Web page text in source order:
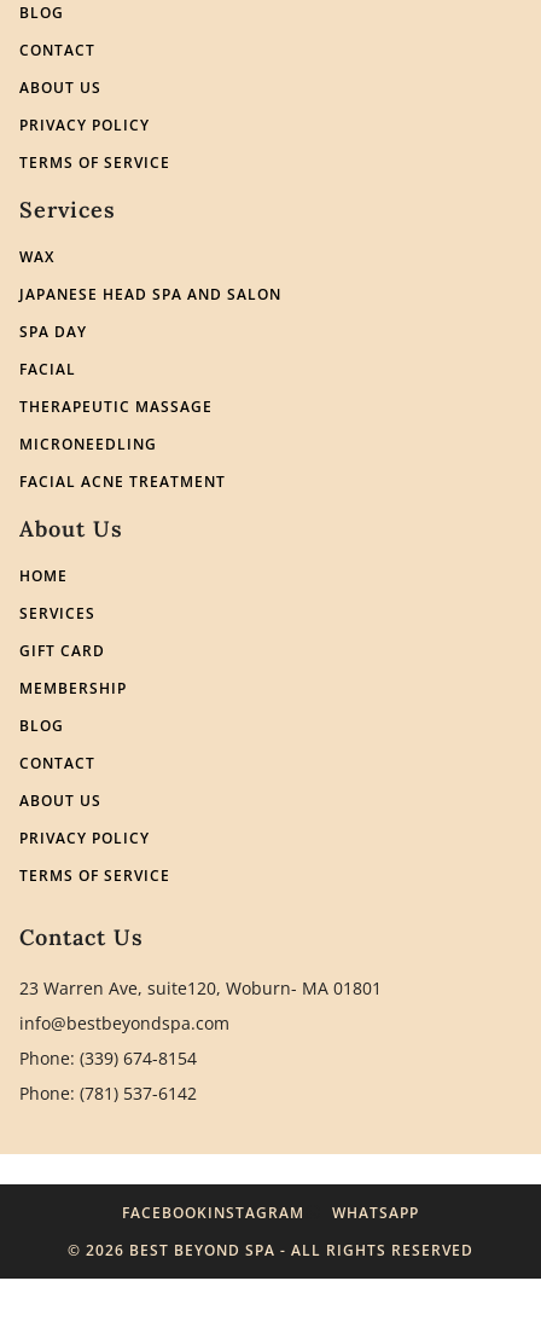
BLOG
CONTACT
ABOUT US
PRIVACY POLICY
TERMS OF SERVICE
Services
WAX
JAPANESE HEAD SPA AND SALON
SPA DAY
FACIAL
THERAPEUTIC MASSAGE
MICRONEEDLING
FACIAL ACNE TREATMENT
About Us
HOME
SERVICES
GIFT CARD
MEMBERSHIP
BLOG
CONTACT
ABOUT US
PRIVACY POLICY
TERMS OF SERVICE
Contact Us
23 Warren Ave, suite120, Woburn- MA 01801
info@bestbeyondspa.com
Phone: (339) 674-8154
Phone: (781) 537-6142
© 2026 BEST BEYOND SPA - ALL RIGHTS RESERVED
FACEBOOKINSTAGRAM WHATSAPP